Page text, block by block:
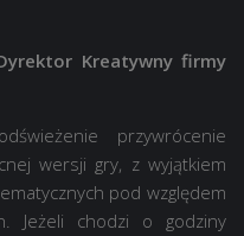
Kreatywny firmy
przywrócenie
wersji gry, z wyjątkiem
pod względem
Jeżeli chodzi o godziny